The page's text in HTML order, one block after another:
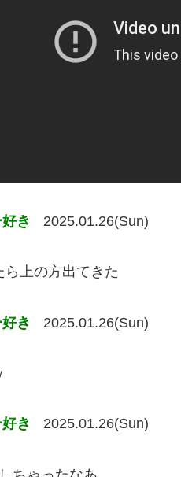
き 2025.01.26(Sun)
ら上の方出てきた
き 2025.01.26(Sun)
き 2025.01.26(Sun)